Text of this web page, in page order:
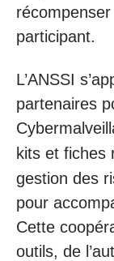
participant.
L’ANSSI
partenaires
kits et fiches
gestion des
pour
Cette
outils, de